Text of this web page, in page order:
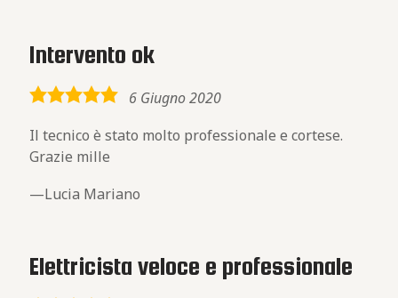
Intervento ok
5,0
6 Giugno 2020
Il tecnico è stato molto professionale e cortese.
Grazie mille
Lucia Mariano
Elettricista veloce e professionale